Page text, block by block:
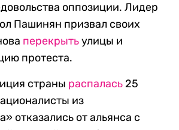
оппозиции. Лидер
Пашинян призвал своих
перекрытьулицы и
протеста.
страны распалась25
из
отказались от альянса с